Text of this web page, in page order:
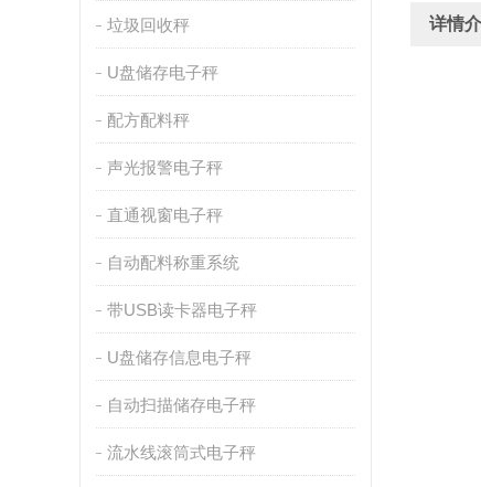
垃圾回收秤
U盘储存电子秤
配方配料秤
声光报警电子秤
直通视窗电子秤
自动配料称重系统
带USB读卡器电子秤
U盘储存信息电子秤
自动扫描储存电子秤
流水线滚筒式电子秤
详情